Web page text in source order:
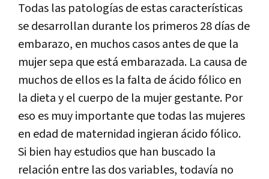
Todas las patologías de estas características
se desarrollan durante los primeros 28 días de
embarazo, en muchos casos antes de que la
mujer sepa que está embarazada. La causa de
muchos de ellos es la falta de ácido fólico en
la dieta y el cuerpo de la mujer gestante. Por
eso es muy importante que todas las mujeres
en edad de maternidad ingieran ácido fólico.
Si bien hay estudios que han buscado la
relación entre las dos variables, todavía no